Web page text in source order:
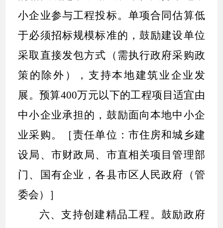
小企业参与工程投标。单项合同估算低
于必须招标规模标准的，鼓励建设单位
采取直接发包方式（需执行政府采购政
策的除外），支持本地建筑业企业发
展。预算400万元以下的工程项目适宜由
中小企业承担的，鼓励面向本地中小企
业采购。［责任单位：市住房和城乡建
设局、市财政局、市直相关项目管理部
门、国有企业，各县市区人民政府（管
委会）］
六、支持创建精品工程。 鼓励政府